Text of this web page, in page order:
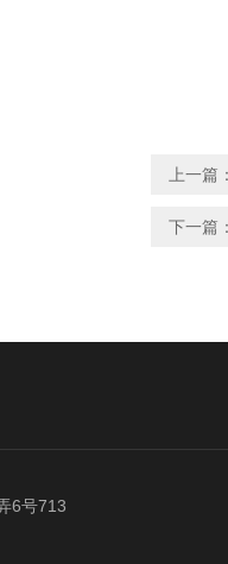
上一篇：
下一篇：
6号713